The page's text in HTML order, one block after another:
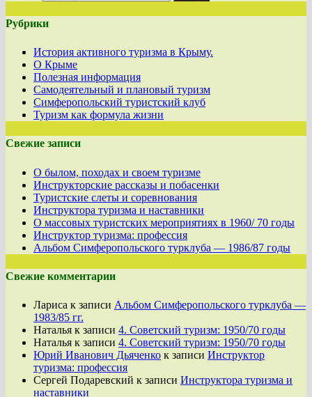
Рубрики
История активного туризма в Крыму.
О Крыме
Полезная информация
Самодеятельный и плановый туризм
Симферопольский туристский клуб
Туризм как формула жизни
Свежие записи
О былом, походах и своем туризме
Инструкторские рассказы и побасенки
Туристские слеты и соревнования
Инструктора туризма и наставники
О массовых туристских мероприятиях в 1960/ 70 годы
Инструктор туризма: профессия
Альбом Симферопольского турклуба — 1986/87 годы
Свежие комментарии
Лариса к записи Альбом Симферопольского турклуба —
1983/85 гг.
Наталья к записи 4. Советский туризм: 1950/70 годы
Наталья к записи 4. Советский туризм: 1950/70 годы
Юрий Иванович Дьяченко к записи Инструктор
туризма: профессия
Сергей Подаревский к записи Инструктора туризма и
наставники